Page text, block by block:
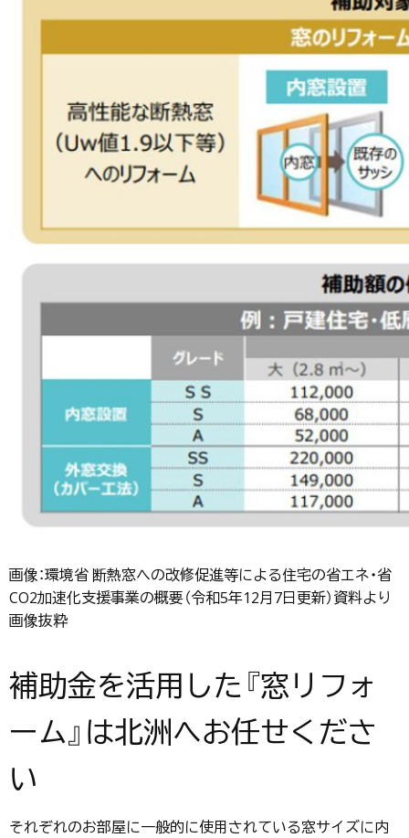
画像：環境省 断熱窓への改修促進等による住宅の省エネ・省
CO2加速化支援事業の概要（令和5年12月7日更新）資料より
画像抜粋
補助金を活用した『窓リフォ
ーム』は北洲へお任せくださ
い
それぞれのお部屋に一般的に使用されている窓サイズに内